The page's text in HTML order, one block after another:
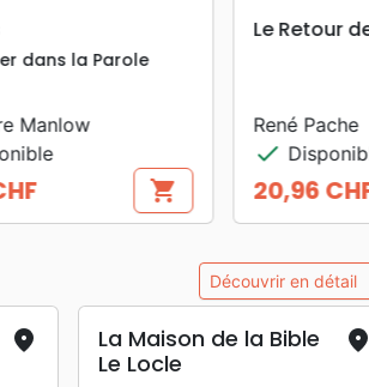
APERÇU RAPIDE
Se plonger dans la Parole
12,57 CHF shopping_cart
Découvrir en détail
place place
La Maison de la Bible
Le Locle